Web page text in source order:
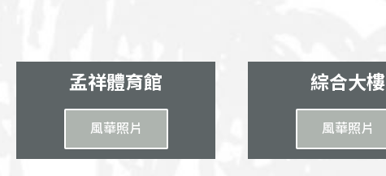
孟祥體育館
風華照片
綜合大樓
風華照片